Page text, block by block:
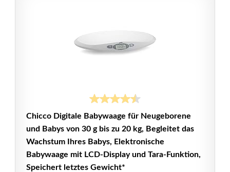
Chicco Digitale Babywaage für Neugeborene
und Babys von 30 g bis zu 20 kg, Begleitet das
Wachstum Ihres Babys, Elektronische
Babywaage mit LCD-Display und Tara-Funktion,
Speichert letztes Gewicht*